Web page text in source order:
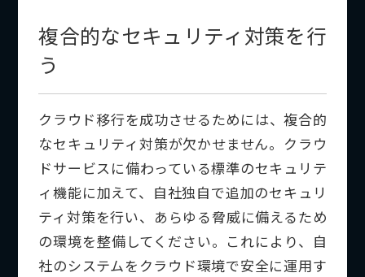
複合的なセキュリティ対策を行
う
クラウド移行を成功させるためには、複合的
なセキュリティ対策が欠かせません。クラウ
ドサービスに備わっている標準のセキュリテ
ィ機能に加えて、自社独自で追加のセキュリ
ティ対策を行い、あらゆる脅威に備えるため
の環境を整備してください。これにより、自
社のシステムをクラウド環境で安全に運用す